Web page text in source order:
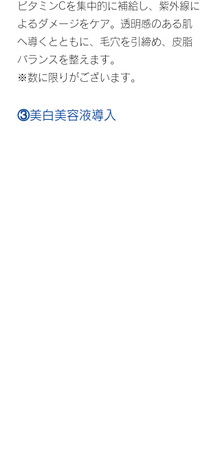
ビタミンCを集中的に補給し、紫外線に
よるダメージをケア。透明感のある肌
へ導くとともに、毛穴を引締め、皮脂
バランスを整えます。
※数に限りがございます。
③美白美容液導入